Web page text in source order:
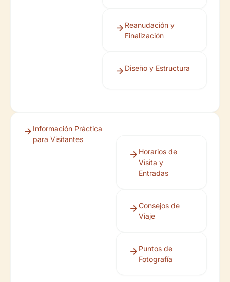
Reanudación y
Finalización
Diseño y Estructura
Información Práctica
para Visitantes
Horarios de
Visita y
Entradas
Consejos de
Viaje
Puntos de
Fotografía